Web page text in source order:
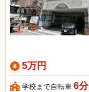
5万円
学校まで自転車 6分